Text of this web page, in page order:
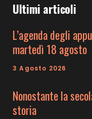
Ultimi articoli
L’agenda degli
martedì 18 agosto
3 Agosto 2026
Nonostante la
storia